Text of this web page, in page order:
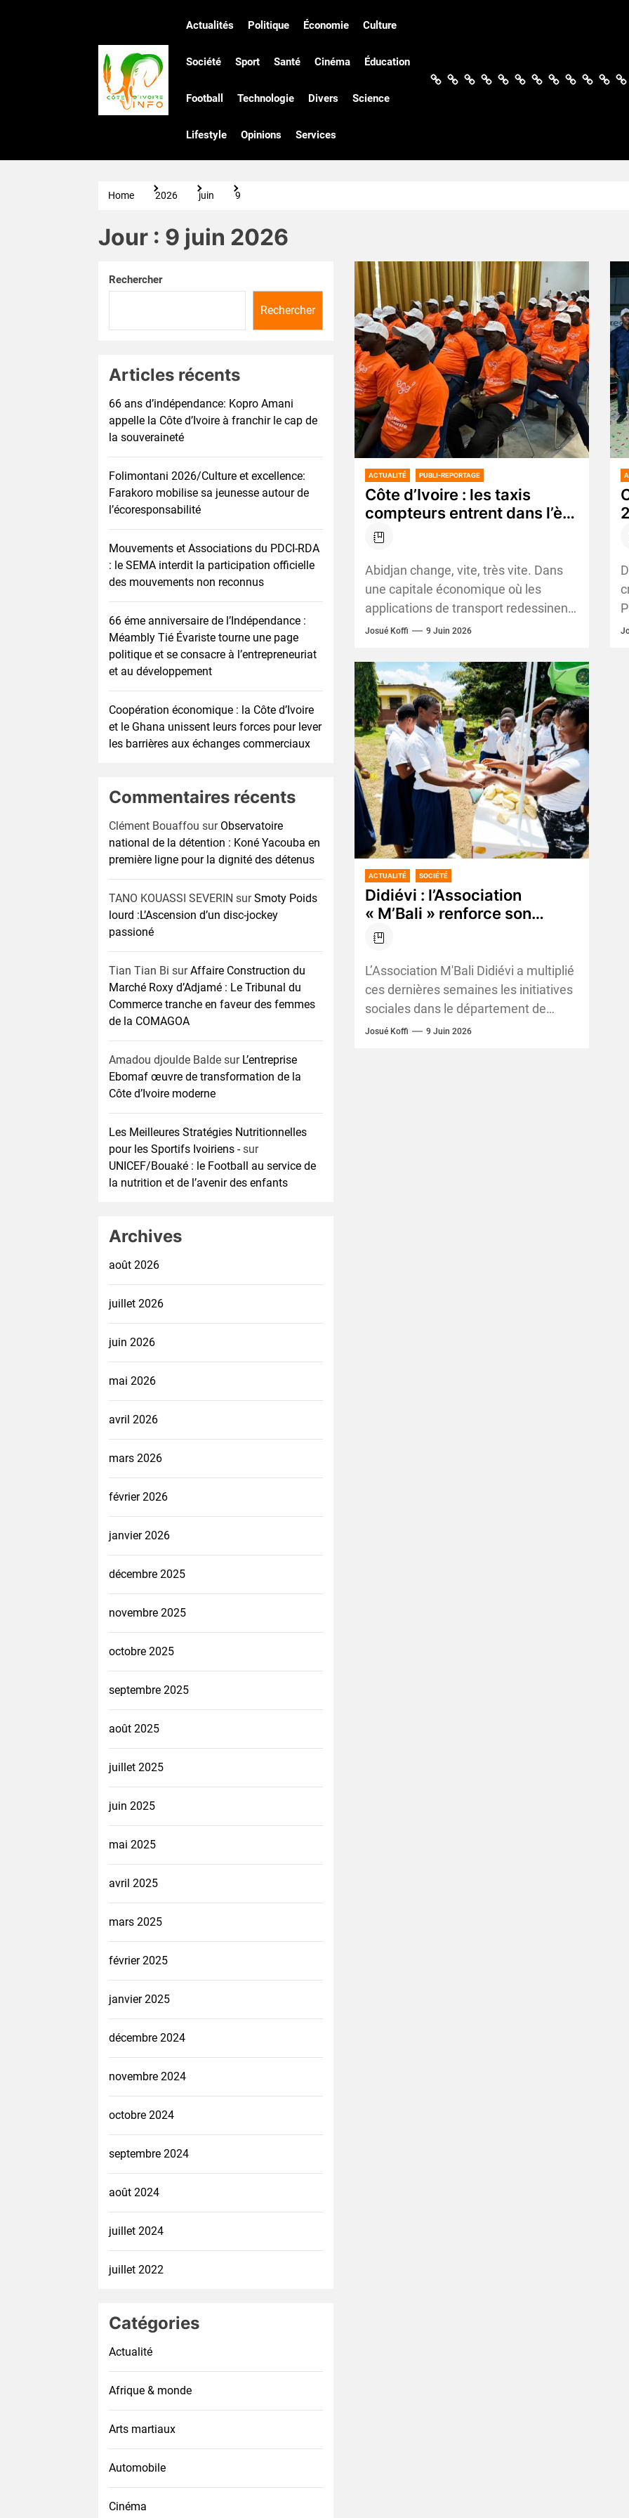
Côte
d'Ivoire
Infos
Actualités Politique Économie Culture
Société Sport Santé Cinéma Éducation
Football Technologie Divers Science
Lifestyle Opinions Services
Actualités
Politique
Économie
CultureSociété
SportSantéCinémaÉducation
Football
Home 2026 juin 9
Jour : 9 juin 2026
ACTUALITÉ PUBLI-REPORTAGE
Côte d’Ivoire : les taxis
compteurs entrent dans l’ère
digitale avec une
application inédite
Abidjan change, vite, très vite. Dans
une capitale économique où les
applications de transport redessinent
chaque jour les habitudes de mobilité,
Josué Koffi 9 Juin 2026
ACTUALITÉ SOCIÉTÉ
Didiévi : l’Association
« M’Bali » renforce son
action sociale en faveur des
femmes, des élèves et des
conducteurs de taxis-motos
L’Association M'Bali Didiévi a multiplié
ces dernières semaines les initiatives
sociales dans le département de
Didiévi, avec des actions en faveur de
Josué Koffi 9 Juin 2026
Rechercher
Rechercher
Articles récents
66 ans d’indépendance: Kopro Amani
appelle la Côte d’Ivoire à franchir le cap de
la souveraineté
Folimontani 2026/Culture et excellence:
Farakoro mobilise sa jeunesse autour de
l’écoresponsabilité
Mouvements et Associations du PDCI-RDA
: le SEMA interdit la participation officielle
des mouvements non reconnus
66 éme anniversaire de l’Indépendance :
Méambly Tié Évariste tourne une page
politique et se consacre à l’entrepreneuriat
et au développement
Coopération économique : la Côte d’Ivoire
et le Ghana unissent leurs forces pour lever
les barrières aux échanges commerciaux
Commentaires récents
Clément Bouaffou sur Observatoire
national de la détention : Koné Yacouba en
première ligne pour la dignité des détenus
TANO KOUASSI SEVERIN surSmoty Poids
lourd :L’Ascension d’un disc-jockey
passioné
Tian Tian Bi surAffaire Construction du
Marché Roxy d’Adjamé : Le Tribunal du
Commerce tranche en faveur des femmes
de la COMAGOA
Amadou djoulde Balde sur L’entreprise
Ebomaf œuvre de transformation de la
Côte d’Ivoire moderne
Les Meilleures Stratégies Nutritionnelles
pour les Sportifs Ivoiriens -sur
UNICEF/Bouaké : le Football au service de
la nutrition et de l’avenir des enfants
Archives
août 2026
juillet 2026
juin 2026
mai 2026
avril 2026
mars 2026
février 2026
janvier 2026
décembre 2025
novembre 2025
octobre 2025
septembre 2025
août 2025
juillet 2025
juin 2025
mai 2025
avril 2025
mars 2025
février 2025
janvier 2025
décembre 2024
novembre 2024
octobre 2024
septembre 2024
août 2024
juillet 2024
juillet 2022
Catégories
Actualité
Afrique & monde
Arts martiaux
Automobile
Cinéma